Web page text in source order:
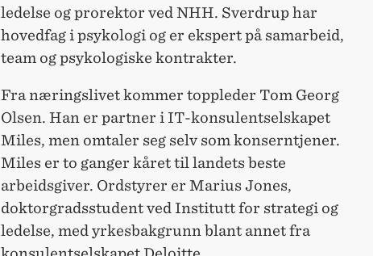
ledelse og prorektor ved NHH. Sverdrup har
hovedfag i psykologi og er ekspert på samarbeid,
team og psykologiske kontrakter.
Fra næringslivet kommer toppleder Tom Georg
Olsen. Han er partner i IT-konsulentselskapet
Miles, men omtaler seg selv som konserntjener.
Miles er to ganger kåret til landets beste
arbeidsgiver. Ordstyrer er Marius Jones,
doktorgradsstudent ved Institutt for strategi og
ledelse, med yrkesbakgrunn blant annet fra